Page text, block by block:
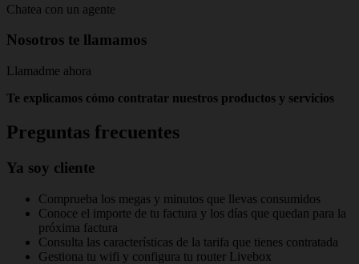
Chatea con un agente
Nosotros te llamamos
Llamadme ahora
Te explicamos cómo contratar nuestros productos y servicios
Preguntas frecuentes
Ya soy cliente
Comprueba los megas y minutos que llevas consumidos
Conoce el importe de tu factura y los días que quedan para la
próxima factura
Consulta las características de la tarifa que tienes contratada
Gestiona tu wifi y configura tu router Livebox